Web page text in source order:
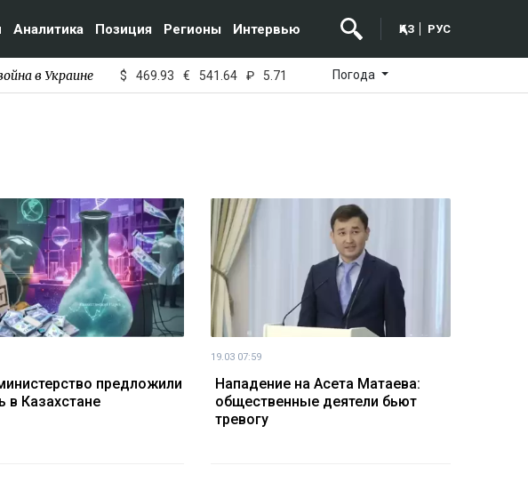
Аналитика Позиция Регионы Интервью ҚАЗ РУС
в Украине $ 469.93 € 541.64 ₽ 5.71 Погода
предложили
в Казахстане
19.03 07:59
Нападение на Асета Матаева:
общественные деятели бьют
тревогу